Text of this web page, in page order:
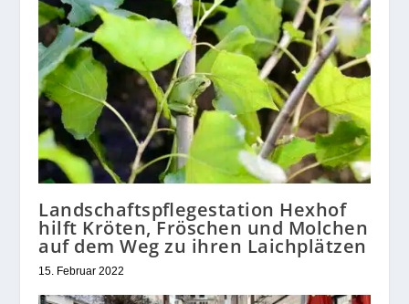
Landschaftspflegestation Hexhof
hilft Kröten, Fröschen und Molchen
auf dem Weg zu ihren Laichplätzen
15. Februar 2022